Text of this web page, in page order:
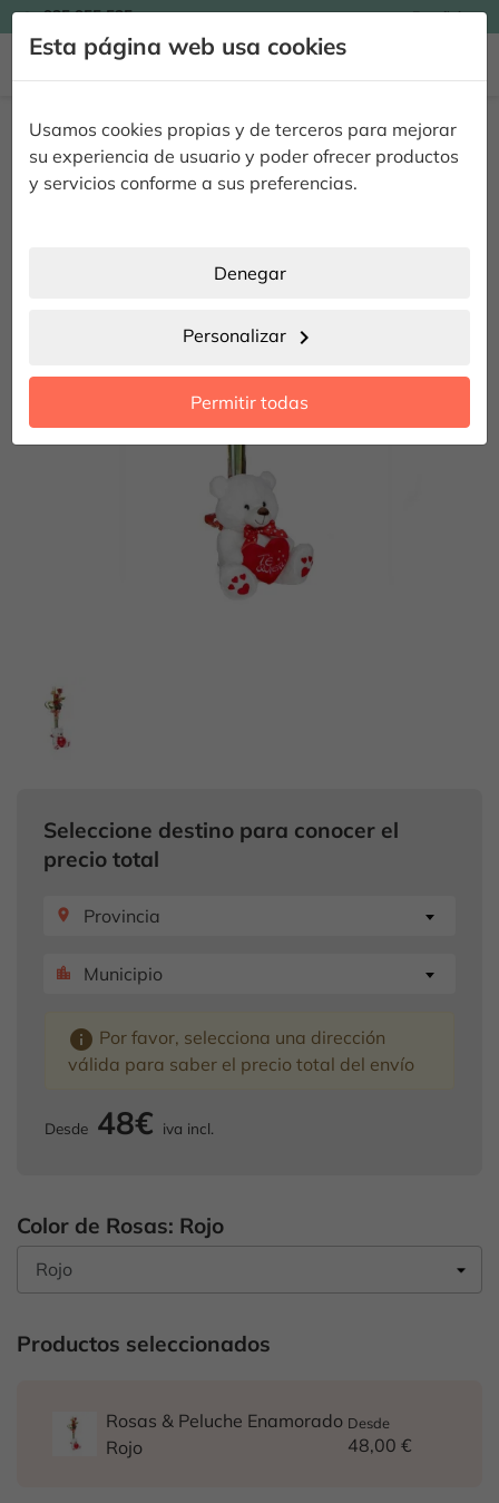
Esta página web usa cookies
Usamos cookies propias y de terceros para mejorar
su experiencia de usuario y poder ofrecer productos
y servicios conforme a sus preferencias.
Denegar
Personalizar chevron_right
Permitir todas
935 955 525 Español
Rosas & Peluche Enamorado
Seleccione destino para conocer el
precio total
place Provincia
location_city Municipio
info Por favor, selecciona una dirección
válida para saber el precio total del envío
Desde 48€ iva incl.
Color de Rosas: Rojo
Productos seleccionados
Rosas & Peluche Enamorado
Rojo
Desde
48,00 €